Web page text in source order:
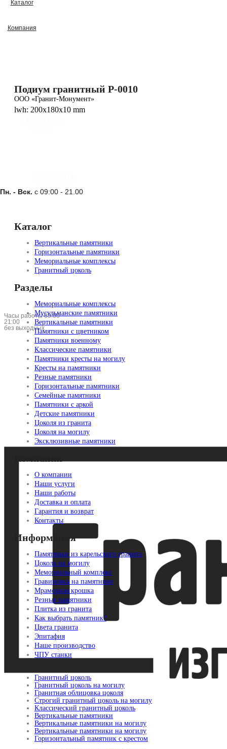
Каталог
Компания
Пн. - Вск. с 09:00 - 21.00
Подиум гранитный P-0010
ООО «Гранит-Монумент»
lwh: 200x180x10 mm
Часы работы 09:00 —
21:00
без выходных
Каталог
Вертикальные памятники
Горизонтальные памятники
Мемориальные комплексы
Гранитный цоколь
Разделы
Мемориальные комплексы
Мусульманские памятники
Вертикальные памятники
Памятники с цветником
Памятники военному
Классические памятники
Памятники кресты на могилу
Кресты на памятники
Резные памятники
Горизонтальные памятники
Семейные памятники
Памятники с аркой
Детские памятники
Цоколя из гранита
Цоколя на могилу
Эксклюзивные памятники
О компании
Наши услуги
Наши работы
Доставка и оплата
Гарантия и возврат
Контакты
Информация
Памятники из карельского гранита
Цоколь на могилу
Мемориальный комплекс
Гравировка на памятнике
Мраморная крошка
Резные памятники
Плитка из гранита
Как выбрать памятник?
Цвета гранита
Эпитафия
Наше производство
ЧПУ станки
Гранитный цоколь
Гранитный цоколь на могилу
Гранитная облицовка цоколя
Строгий гранитный цоколь на могилу
Классический гранитный цоколь
Вертикальные памятники
Вертикальные памятники на могилу
Вертикальные памятники на могилу
Горизонтальный памятник с крестом